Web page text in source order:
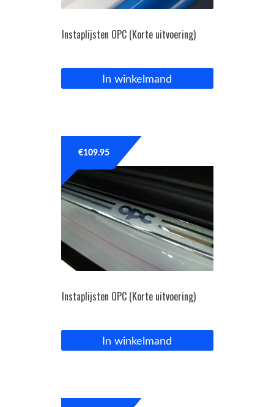
Inloggen / Registreren
Instaplijsten OPC (Korte uitvoering)
In winkelmand
Instaplijsten OPC (Korte uitvoering)
€109.95
In winkelmand